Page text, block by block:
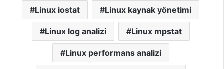
Linux iostat Linux kaynak yönetimi
Linux log analizi Linux mpstat
Linux performans analizi